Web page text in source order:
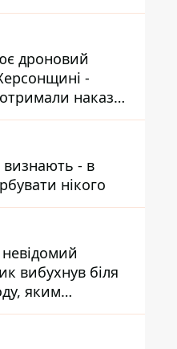
каракурта
дроновий
-
наказ
на автівки
визнають - в
нікого
невідомий
вибухнув біля
яким
газ до України